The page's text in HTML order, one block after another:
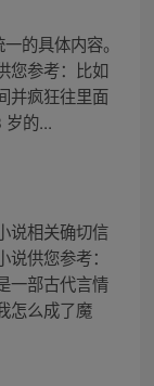
的具体内容。
您参考：比如
并疯狂往里面
岁的...
说相关确切信
供您参考：
一部古代言情
怎么成了魔